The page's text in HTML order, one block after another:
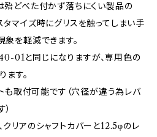
殆どべた付かず落ちにくい製品の
マイズ時にグリスを触ってしまい手
を軽減できます。
01と同じになりますが、専用色の
ます。
取付可能です（穴径が違う為レバ
リアのシャフトカバーと12.5φのレ